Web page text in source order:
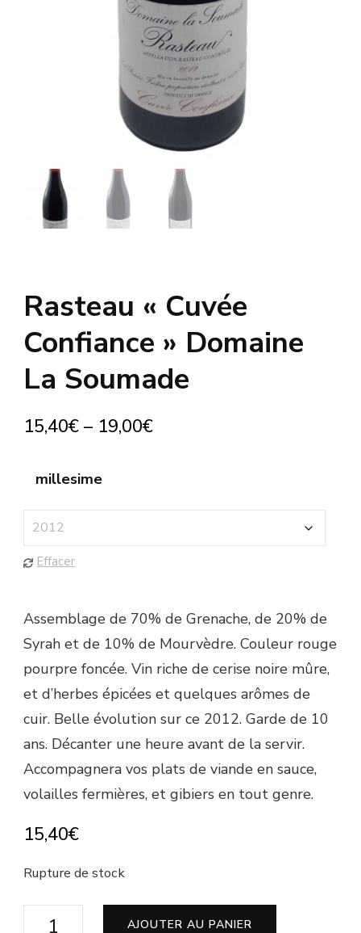
Rasteau « Cuvée
Confiance » Domaine
La Soumade
15,40€ – 19,00€
millesime
Effacer
Assemblage de 70% de Grenache, de 20% de
Syrah et de 10% de Mourvèdre. Couleur rouge
pourpre foncée. Vin riche de cerise noire mûre,
et d’herbes épicées et quelques arômes de
cuir. Belle évolution sur ce 2012. Garde de 10
ans. Décanter une heure avant de la servir.
Accompagnera vos plats de viande en sauce,
volailles fermières, et gibiers en tout genre.
15,40€
Rupture de stock
quantité
AJOUTER AU PANIER